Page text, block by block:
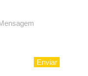
Enviar